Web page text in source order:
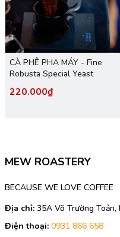
CÀ PHÊ PHA MÁY - Fine
Robusta Special Yeast
220.000₫
MEW ROASTERY
BECAUSE WE LOVE COFFEE
Địa chỉ: 35A Võ Trường Toản,
Điện thoại: 0931 866 658